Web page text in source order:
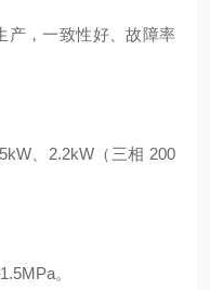
产，一致性好、故障率
、2.2kW（三相 200
。